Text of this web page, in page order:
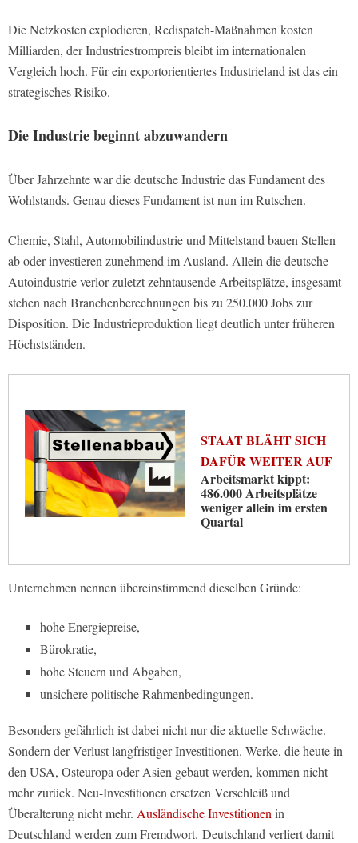
Die Netzkosten explodieren, Redispatch-Maßnahmen kosten
Milliarden, der Industriestrompreis bleibt im internationalen
Vergleich hoch. Für ein exportorientiertes Industrieland ist das ein
strategisches Risiko.
Die Industrie beginnt abzuwandern
Über Jahrzehnte war die deutsche Industrie das Fundament des
Wohlstands. Genau dieses Fundament ist nun im Rutschen.
Chemie, Stahl, Automobilindustrie und Mittelstand bauen Stellen
ab oder investieren zunehmend im Ausland. Allein die deutsche
Autoindustrie verlor zuletzt zehntausende Arbeitsplätze, insgesamt
stehen nach Branchenberechnungen bis zu 250.000 Jobs zur
Disposition. Die Industrieproduktion liegt deutlich unter früheren
Höchstständen.
STAAT BLÄHT SICH
DAFÜR WEITER AUF
Arbeitsmarkt kippt:
486.000 Arbeitsplätze
weniger allein im ersten
Quartal
Unternehmen nennen übereinstimmend dieselben Gründe:
hohe Energiepreise,
Bürokratie,
hohe Steuern und Abgaben,
unsichere politische Rahmenbedingungen.
Besonders gefährlich ist dabei nicht nur die aktuelle Schwäche.
Sondern der Verlust langfristiger Investitionen. Werke, die heute in
den USA, Osteuropa oder Asien gebaut werden, kommen nicht
mehr zurück. Neu-Investitionen ersetzen Verschleiß und
Überalterung nicht mehr. Ausländische Investitionenin
Deutschland werden zum Fremdwort. Deutschland verliert damit